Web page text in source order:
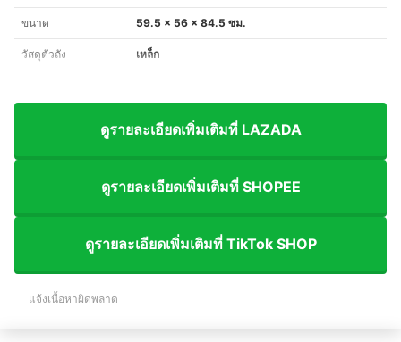
ขนาด 59.5 x 56 x 84.5 ซม.
วัสดุตัวถัง เหล็ก
ดูรายละเอียดเพิ่มเติมที่ LAZADA
ดูรายละเอียดเพิ่มเติมที่ SHOPEE
ดูรายละเอียดเพิ่มเติมที่ TikTok SHOP
แจ้งเนื้อหาผิดพลาด